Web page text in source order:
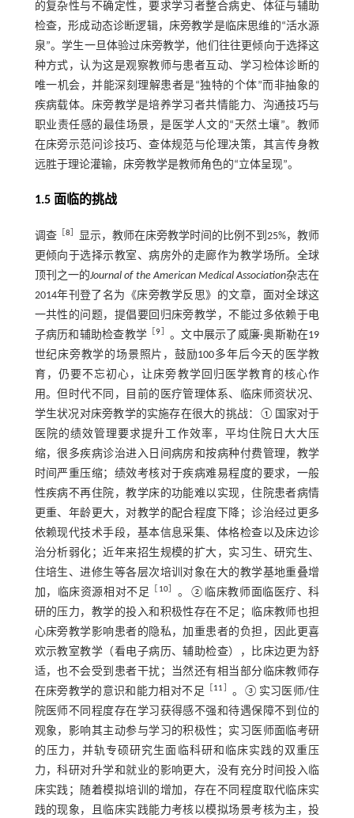
的复杂性与不确定性，要求学习者整合病史、体征与辅助
检查，形成动态诊断逻辑，床旁教学是临床思维的“活水源
泉”。学生一旦体验过床旁教学，他们往往更倾向于选择这
种方式，认为这是观察教师与患者互动、学习检体诊断的
唯一机会，并能深刻理解患者是“独特的个体”而非抽象的
疾病载体。床旁教学是培养学习者共情能力、沟通技巧与
职业责任感的最佳场景，是医学人文的“天然土壤”。教师
在床旁示范问诊技巧、查体规范与伦理决策，其言传身教
远胜于理论灌输，床旁教学是教师角色的“立体呈现”。
1.5 面临的挑战
调查［ 8
显示，教师在床旁教学时间的比例不到25%，教师
更倾向于选择示教室、病房外的走廊作为教学场所。全球
顶刊之一的Journal of the American Medical Association杂志在
2014年刊登了名为《床旁教学反思》的文章，面对全球这
一共性的问题，提倡要回归床旁教学，不能过多依赖于电
子病历和辅助检查教学 ［9
。文中展示了威廉·奥斯勒在19
世纪床旁教学的场景照片，鼓励100多年后今天的医学教
育，仍要不忘初心，让床旁教学回归医学教育的核心作
用。但时代不同，目前的医疗管理体系、临床师资状况、
学生状况对床旁教学的实施存在很大的挑战：①国家对于
医院的绩效管理要求提升工作效率，平均住院日大大压
缩，很多疾病诊治进入日间病房和按病种付费管理，教学
时间严重压缩；绩效考核对于疾病难易程度的要求，一般
性疾病不再住院，教学床的功能难以实现，住院患者病情
更重、年龄更大，对教学的配合程度下降；诊治经过更多
依赖现代技术手段，基本信息采集、体格检查以及床边诊
治分析弱化；近年来招生规模的扩大，实习生、研究生、
住培生、进修生等各层次培训对象在大的教学基地重叠增
加，临床资源相对不足
10］ 。②临床教师面临医疗、科
研的压力，教学的投入和积极性存在不足；临床教师也担
心床旁教学影响患者的隐私，加重患者的负担，因此更喜
欢示教室教学（看电子病历、辅助检查），比床边更为舒
适，也不会受到患者干扰；当然还有相当部分临床教师存
在床旁教学的意识和能力相对不足
11
。③实习医师/住
院医师不同程度存在学习获得感不强和待遇保障不到位的
观象，影响其主动参与学习的积极性；实习医师面临考研
的压力，并轨专硕研究生面临科研和临床实践的双重压
力，科研对升学和就业的影响更大，没有充分时间投入临
床实践；随着模拟培训的增加，存在不同程度取代临床实
践的现象，且临床实践能力考核以模拟场景考核为主，投